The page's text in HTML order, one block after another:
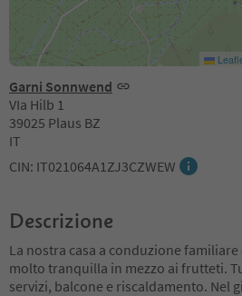
Garni Sonnwend
VIa Hilb 1
39025 Plaus BZ
IT
CIN: IT021064A1ZJ3CZWEW
Descrizione
La nostra casa a conduzione
molto tranquilla in mezzo ai frutteti.
servizi, balcone e riscaldamento. Nel